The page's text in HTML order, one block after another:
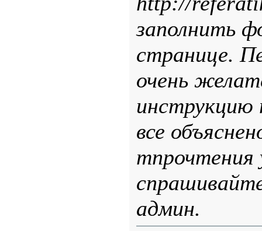
заполнить
странице.
очень
все
тпрочтения
админ.